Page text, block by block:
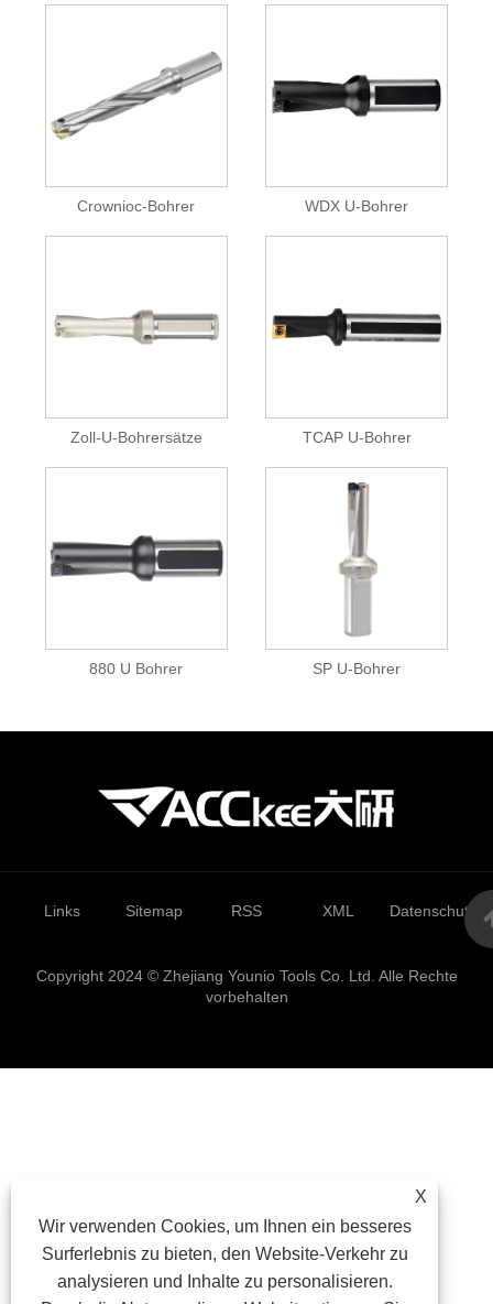
Crownioc-Bohrer WDX U-Bohrer
Zoll-U-Bohrersätze TCAP U-Bohrer
880 U Bohrer SP U-Bohrer
X
Wir verwenden Cookies, um Ihnen ein besseres
Surferlebnis zu bieten, den Website-Verkehr zu
analysieren und Inhalte zu personalisieren.
Links Sitemap RSS XML
Copyright 2024 © Zhejiang Younio Tools Co. Ltd. Alle Rechte
vorbehalten